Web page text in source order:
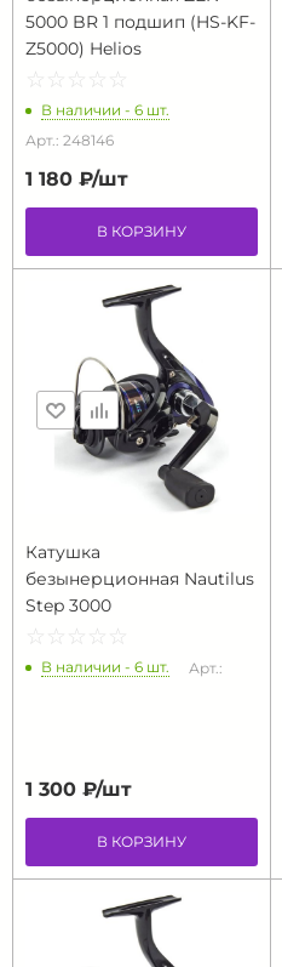
5000 BR 1 подшип (HS-KF-
Z5000) Helios
☆ ☆ ☆ ☆ ☆
★ ★ ★ ★ ★
В наличии - 6 шт.
Арт.: 248146
1 180 ₽/шт
В КОРЗИНУ
Катушка
безынерционная Nautilus
Step 3000
☆ ☆ ☆ ☆ ☆
★ ★ ★ ★ ★
В наличии - 6 шт. Арт.:
1 300 ₽/шт
В КОРЗИНУ